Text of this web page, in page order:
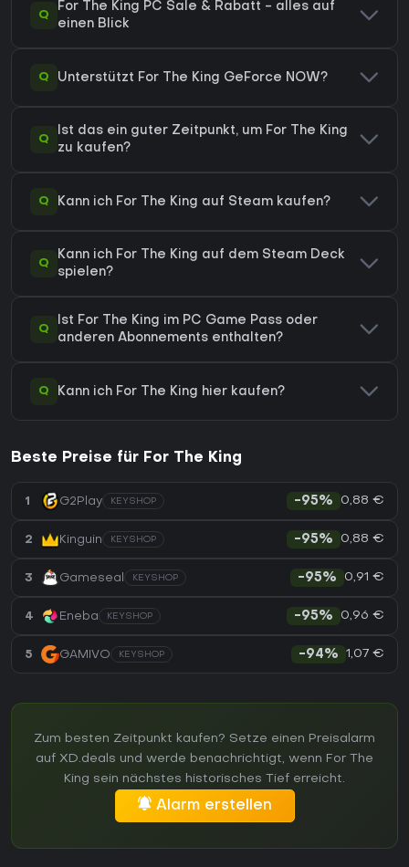
Q
For The King PC Sale & Rabatt - alles auf
einen Blick
Q Unterstützt For The King GeForce NOW?
Q
Ist das ein guter Zeitpunkt, um For The King
zu kaufen?
Q Kann ich For The King auf Steam kaufen?
Q
Kann ich For The King auf dem Steam Deck
spielen?
Q
Ist For The King im PC Game Pass oder
anderen Abonnements enthalten?
Q Kann ich For The King hier kaufen?
Beste Preise für For The King
1 G2Play KEYSHOP -95% 0,88 €
2 Kinguin KEYSHOP -95% 0,88 €
3 Gameseal KEYSHOP -95% 0,91 €
4 Eneba KEYSHOP -95% 0,96 €
5 GAMIVO KEYSHOP -94% 1,07 €
Zum besten Zeitpunkt kaufen? Setze einen Preisalarm
auf XD.deals und werde benachrichtigt, wenn For The
King sein nächstes historisches Tief erreicht.
Alarm erstellen